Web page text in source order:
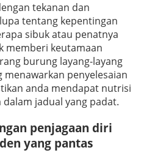
tekanan dan
tentang kepentingan
sibuk atau penatnya
memberi keutamaan
burung layang-layang
menawarkan penyelesaian
anda mendapat nutrisi
jadual yang padat.
penjagaan diri
yang pantas